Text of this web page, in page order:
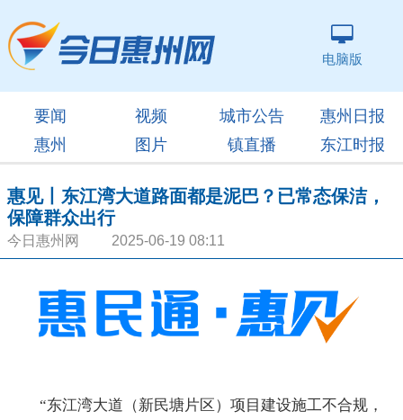
电脑版
要闻 视频 城市公告
惠州日报
惠州
图片 镇直播 东江时报
惠见丨东江湾大道路面都是泥巴？已常态保洁，
保障群众出行
今日惠州网 2025-06-19 08:11
“东江湾大道（新民塘片区）项目建设施工不合规，